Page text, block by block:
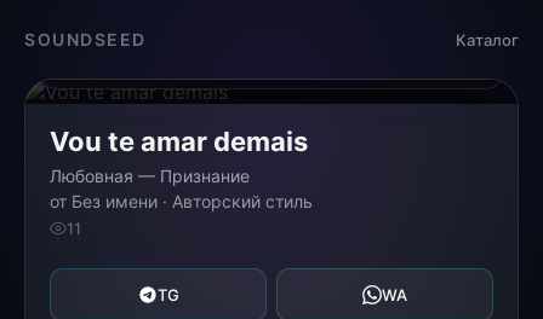
SOUNDSEED Каталог
Vou te amar demais
Любовная — Признание
от Без имени · Авторский стиль
11
TG WA